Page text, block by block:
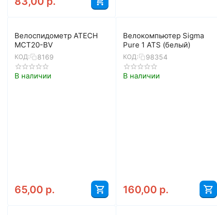
Велоспидометр ATECH
MCT20-BV
КОД: 8169
В наличии
65,00 р.
Велокомпьютер Sigma
Pure 1 ATS (белый)
КОД: 98354
В наличии
160,00 р.